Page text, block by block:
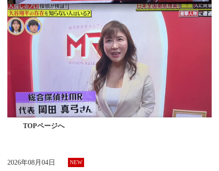
TOPページへ
2026年08月04日